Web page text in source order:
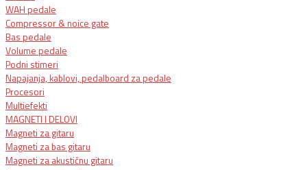
WAH pedale
Compressor & noice gate
Bas pedale
Volume pedale
Podni stimeri
Napajanja, kablovi, pedalboard za pedale
Procesori
Multiefekti
MAGNETI I DELOVI
Magneti za gitaru
Magneti za bas gitaru
Magneti za akustičnu gitaru